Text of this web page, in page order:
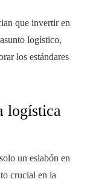
que invertir en
logístico,
los estándares
logística
un eslabón en
crucial en la